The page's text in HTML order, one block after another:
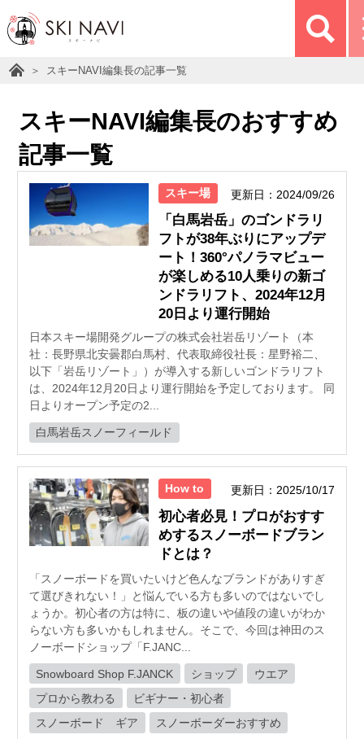
スキーNAVI編集長の記事一覧
スキーNAVI編集長のおすすめ
記事一覧
スキー場 更新日：2024/09/26
「白馬岩岳」のゴンドラリ
フトが38年ぶりにアップデ
ート！360°パノラマビュー
が楽しめる10人乗りの新ゴ
ンドラリフト、2024年12月
20日より運行開始
日本スキー場開発グループの株式会社岩岳リゾート（本
社：⻑野県北安曇郡白馬村、代表取締役社⻑：星野裕二、
以下「岩岳リゾート」）が導入する新しいゴンドラリフト
は、2024年12月20日より運行開始を予定しております。 同
日よりオープン予定の2...
白馬岩岳スノーフィールド
How to 更新日：2025/10/17
初心者必見！プロがおすす
めするスノーボードブラン
ドとは？
「スノーボードを買いたいけど色んなブランドがありすぎ
て選びきれない！」と悩んでいる方も多いのではないでし
ょうか。初心者の方は特に、板の違いや値段の違いがわか
らない方も多いかもしれません。そこで、今回は神田のス
ノーボードショップ「F.JANC...
Snowboard Shop F.JANCK ショップ
ウエア
プロから教わる
ビギナー・初心者
スノーボード ギア
スノーボーダーおすすめ